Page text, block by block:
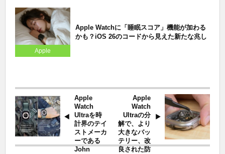
Apple
Apple Watchに「睡眠スコア」機能が加わる
かも？iOS 26のコードから見えた新たな兆し
Apple
Watch
Ultraを時
計界のテイ
ストメーカ
ーである
John
Apple
Watch
Ultraの分
解で、より
大きなバッ
テリー、改
良された防